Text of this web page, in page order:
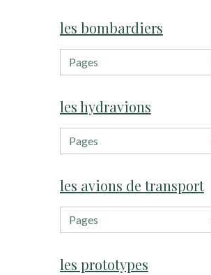
les bombardiers
les hydravions
les avions de transport
les prototypes